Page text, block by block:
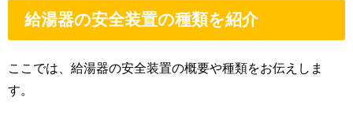
給湯器の安全装置の種類を紹介
ここでは、給湯器の安全装置の概要や種類をお伝えしま
す。